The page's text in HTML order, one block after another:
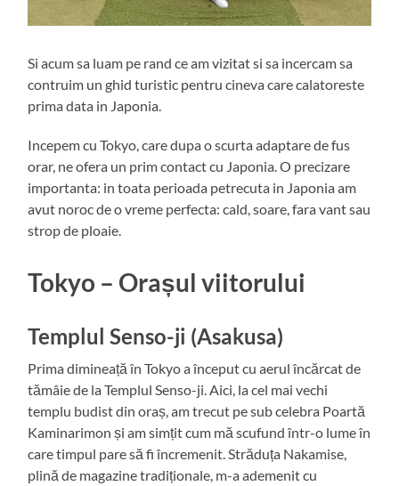
Si acum sa luam pe rand ce am vizitat si sa incercam sa
contruim un ghid turistic pentru cineva care calatoreste
prima data in Japonia.
Incepem cu Tokyo, care dupa o scurta adaptare de fus
orar, ne ofera un prim contact cu Japonia. O precizare
importanta: in toata perioada petrecuta in Japonia am
avut noroc de o vreme perfecta: cald, soare, fara vant sau
strop de ploaie.
Tokyo – Orașul viitorului
Templul Senso-ji (Asakusa)
Prima dimineață în Tokyo a început cu aerul încărcat de
tămâie de la Templul Senso-ji. Aici, la cel mai vechi
templu budist din oraș, am trecut pe sub celebra Poartă
Kaminarimon și am simțit cum mă scufund într-o lume în
care timpul pare să fi încremenit. Străduța Nakamise,
plină de magazine tradiționale, m-a ademenit cu